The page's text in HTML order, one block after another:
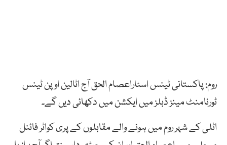
روم: پاکستانی ٹینس اسٹاراعصام الحق آج اٹالین اوپن ٹینس
ٹورنامنٹ مینز ڈبلز میں ایکشن میں دکھائی دیں گے۔
اٹلی کے شہر روم میں ہونے والے مقابلوں کے پری کواٹر فائنل